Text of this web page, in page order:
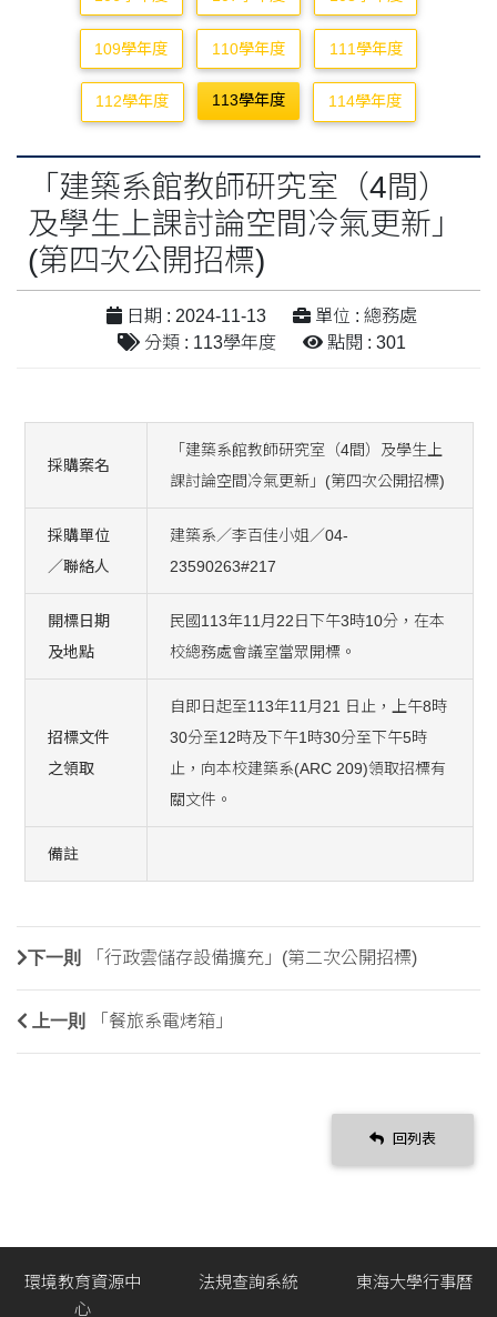
109學年度 110學年度 111學年度
112學年度 113學年度 114學年度
「建築系館教師研究室（4間）
及學生上課討論空間冷氣更新」
(第四次公開招標)
日期 : 2024-11-13
單位 : 總務處
分類 : 113學年度
點閱 : 301
採購案名
「建築系館教師研究室（4間）及學生上
課討論空間冷氣更新」(第四次公開招標)
採購單位
／聯絡人
建築系／李百佳小姐／04-
23590263#217
開標日期
及地點
民國113年11月22日下午3時10分，在本
校總務處會議室當眾開標。
招標文件
之領取
自即日起至113年11月21 日止，上午8時
30分至12時及下午1時30分至下午5時
止，向本校建築系(ARC 209)領取招標有
關文件。
備註
下一則 「行政雲儲存設備擴充」(第二次公開招標)
上一則 「餐旅系電烤箱」
回列表
環境教育資源中
心
法規查詢系統 東海大學行事曆